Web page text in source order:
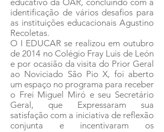
educativo da OAR, concluindo com a
identificação de vários desafios para
as instituições educacionais Agustino
Recoletas.
O I EDUCAR se realizou em outubro
de 2014 no Colégio Fray Luis de León
e por ocasião da visita do Prior Geral
ao Noviciado São Pio X, foi aberto
um espaço no programa para receber
o Frei Miguel Miró e seu Secretário
Geral, que Expressaram sua
satisfação com a iniciativa de reflexão
conjunta e incentivaram os